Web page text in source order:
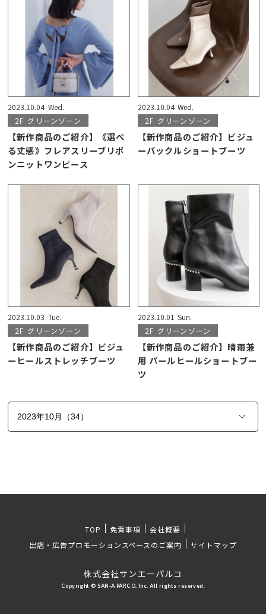
2023.10.04 Wed.
2F グリーンゾーン
【新作商品のご紹介】《選べ
る丈感》フレアスリーブリボ
ンニットワンピース
2023.10.04 Wed.
2F グリーンゾーン
【新作商品のご紹介】ビジュ
ーバックルショートブーツ
2023.10.03 Tue.
2F グリーンゾーン
【新作商品のご紹介】ビジュ
ーヒールストレッチブーツ
2023.10.01 Sun.
2F グリーンゾーン
【新作商品のご紹介】晴雨兼
用 パールヒールショートブー
ツ
TOP 免責事項
会社概要
出店・広告プロモーションスペースのご案内
サイトマップ
株式会社サンエーパルコ
Copyright © SAN-A PARCO, Inc. All rights reserved.